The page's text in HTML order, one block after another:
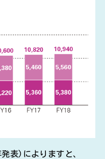
表)によりますと、